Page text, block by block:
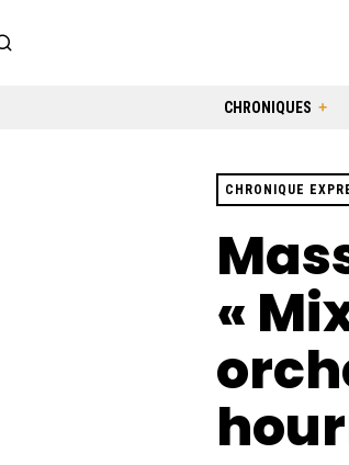
CHRONIQUES
CHRONIQUE
«